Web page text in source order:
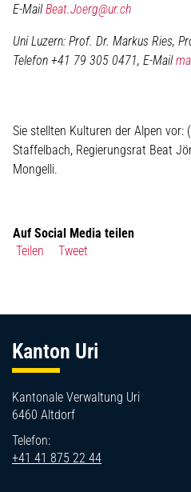
E-MailBeat.Joerg@ur.ch
Uni Luzern: Prof. Dr. Markus Ries,
Telefon +41 79 305 0471, E-Mail
Sie stellten Kulturen der Alpen vor:
Staffelbach, Regierungsrat Beat
Mongelli.
Auf Social Media teilen
Teilen
Tweet
Kanton Uri
Kantonale Verwaltung Uri
6460 Altdorf
Telefon:
+41 41 875 22 44